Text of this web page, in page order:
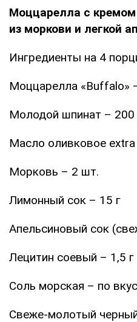
Моццарелла с кремом
из моркови и легкой
Ингредиенты на 4
Моццарелла «Buffalo»
Молодой шпинат – 200
Масло оливковое
Морковь – 2 шт.
Лимонный сок – 15 г
Апельсиновый сок
Лецитин соевый – 1,5 г
Соль морская – по
Свеже-молотый